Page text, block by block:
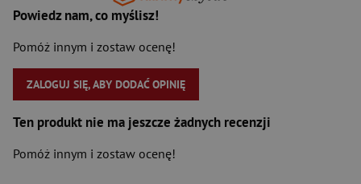
Powiedz nam, co myślisz!
Pomóż innym i zostaw ocenę!
ZALOGUJ SIĘ, ABY DODAĆ OPINIĘ
Ten produkt nie ma jeszcze żadnych recenzji
Pomóż innym i zostaw ocenę!